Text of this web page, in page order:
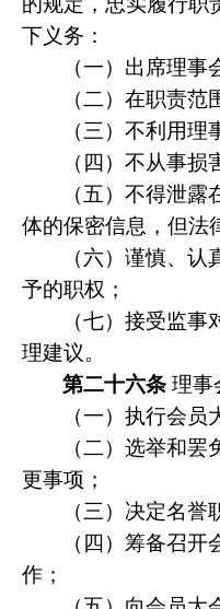
下义务：
（一）出席理事
（二）在职责范
（三）不利用理
（四）不从事损
（五）不得泄
体的保密信息，但法
（六）谨慎、
予的职权；
（七）接受监
理建议。
第二十六条 理事
（一）执行会员
（二）选举和
更事项；
（三）决定名誉
（四）筹备召
作；